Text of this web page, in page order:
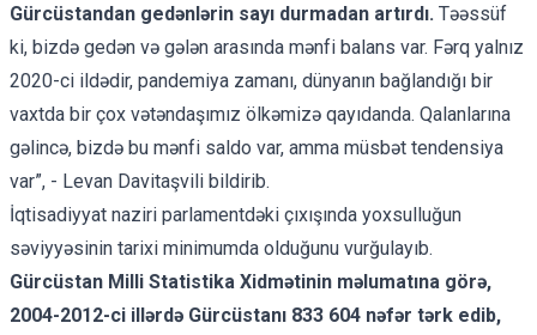
Gürcüstandan gedənlərin sayı durmadan artırdı. Təəssüf
ki, bizdə gedən və gələn arasında mənfi balans var. Fərq yalnız
2020-ci ildədir, pandemiya zamanı, dünyanın bağlandığı bir
vaxtda bir çox vətəndaşımız ölkəmizə qayıdanda. Qalanlarına
gəlincə, bizdə bu mənfi saldo var, amma müsbət tendensiya
var”, - Levan Davitaşvili bildirib.
İqtisadiyyat naziri parlamentdəki çıxışında yoxsulluğun
səviyyəsinin tarixi minimumda olduğunu vurğulayıb.
Gürcüstan Milli Statistika Xidmətinin məlumatına görə,
2004-2012-ci illərdə Gürcüstanı 833 604 nəfər tərk edib,